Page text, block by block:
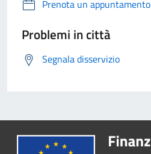
Prenota un appuntamento
Problemi in città
Segnala disservizio